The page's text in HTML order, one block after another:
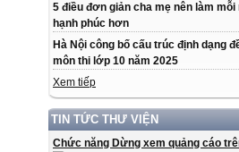
5 điều đơn giản cha mẹ nên làm mỗi
hạnh phúc hơn
Hà Nội công bố cấu trúc định dạng
môn thi lớp 10 năm 2025
Xem tiếp
TIN TỨC THƯ VIỆN
Chức năng Dừng xem quảng cáo